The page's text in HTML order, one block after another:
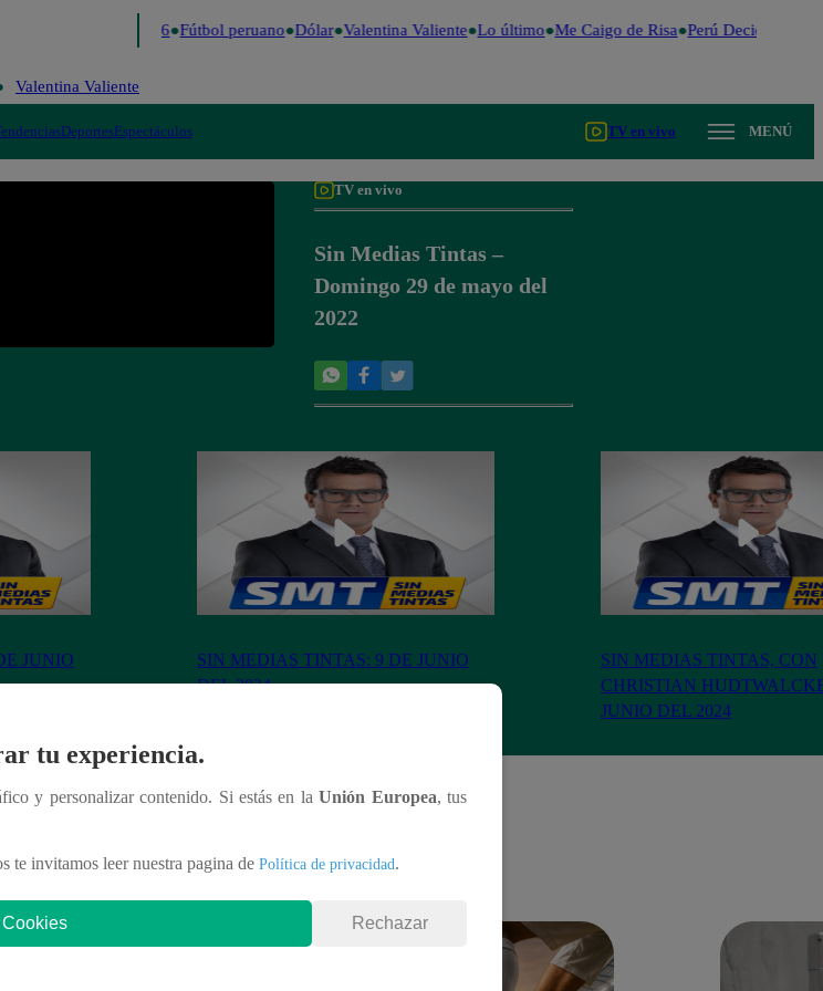
Perú Decide 2026 Fútbol peruano Dólar Valentina Valiente Lo último Me Caigo de Risa Perú Decide 2026
Valentina Valiente
DeportesEspectáculos TV en vivo MENÚ
TV en vivo
Sin Medias Tintas –
Domingo 29 de mayo del
2022
JUNIO
SIN MEDIAS TINTAS: 9 DE JUNIO
DEL 2024
SIN MEDIAS TINTAS, CON
CHRISTIAN
JUNIO DEL 2024
tu experiencia.
y personalizar contenido. Si estás en laUnión Europea, tus
te invitamos leer nuestra pagina de Política de privacidad.
Rechazar